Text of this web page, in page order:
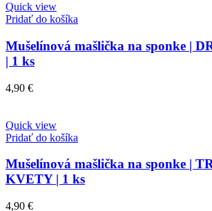
Quick view
Pridať do košíka
Mušelínová mašlička na sponke |
| 1 ks
4,90 €
Quick view
Pridať do košíka
Mušelínová mašlička na sponke |
KVETY | 1 ks
4,90 €